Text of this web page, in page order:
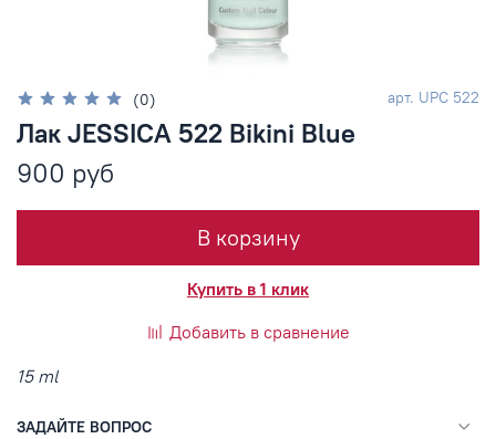
(0) арт. UPC 522
Лак JESSICA 522 Bikini Blue
900 руб
В корзину
Купить в 1 клик
Добавить в сравнение
ЗАДАЙТЕ ВОПРОС
15 ml